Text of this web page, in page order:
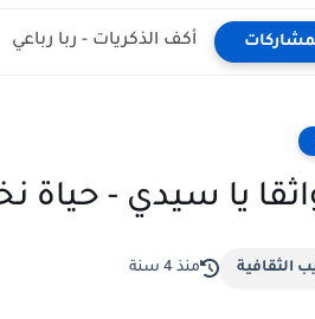
أكف الذكريات - ربا رباعي
يا سيدي - حياة
الثقافية منذ 4 سنة